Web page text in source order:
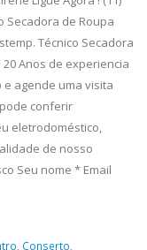
Secadora de Roupa
Técnico Secadora
Anos de experiencia
e agende uma visita
conferir
eletrodoméstico,
de nosso
Seu nome * Email
, Conserto,